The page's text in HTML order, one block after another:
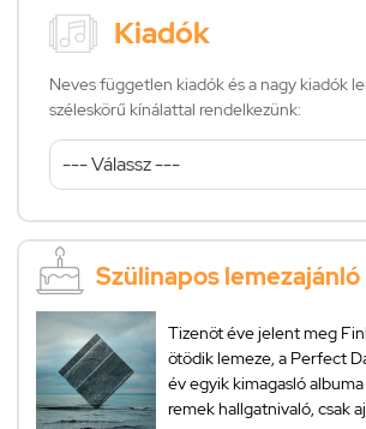
Kiadók
Neves független kiadók és a nagy kiadók
széleskörű kínálattal rendelkezünk:
Szülinapos lemezajánló
Tizenöt éve jelent meg
ötödik lemeze, a Perfect
év egyik kimagasló
remek hallgatnivaló, csak